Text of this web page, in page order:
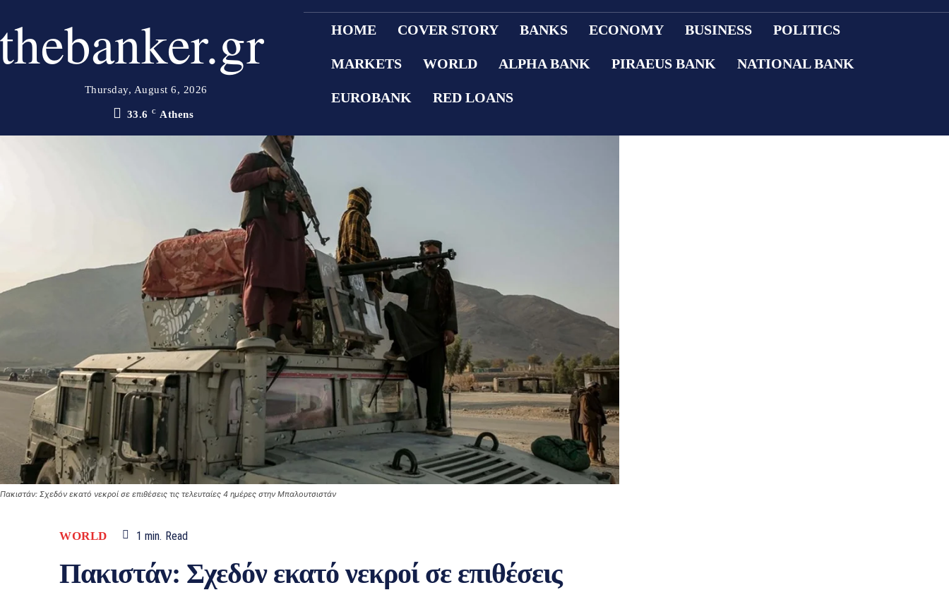
thebanker.gr
Thursday, August 6, 2026
33.6 C Athens
HOME COVER STORY BANKS ECONOMY BUSINESS POLITICS
MARKETS WORLD ALPHA BANK PIRAEUS BANK NATIONAL BANK
EUROBANK RED LOANS
Πακιστάν: Σχεδόν εκατό νεκροί σε επιθέσεις τις τελευταίες 4 ημέρες στην Μπαλουτσιστάν
WORLD 1 min. Read
Πακιστάν: Σχεδόν εκατό νεκροί σε επιθέσεις